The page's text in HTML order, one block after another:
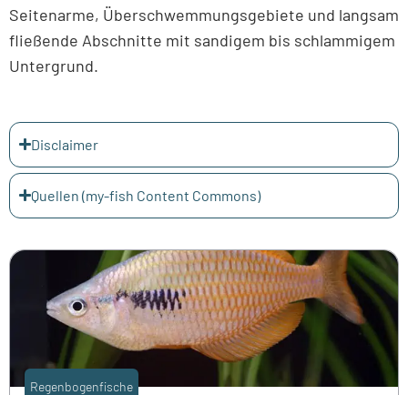
Seitenarme, Überschwemmungsgebiete und langsam
fließende Abschnitte mit sandigem bis schlammigem
Untergrund.
Disclaimer
Quellen (my-fish Content Commons)
Regenbogenfische